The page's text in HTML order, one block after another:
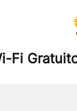
Fi